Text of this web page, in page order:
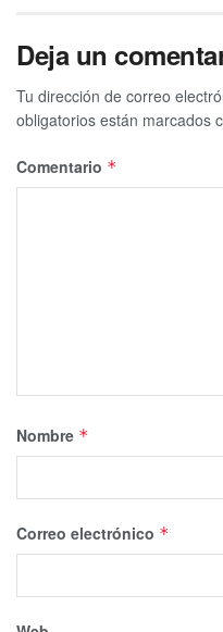
Deja un
Tu dirección de correo
obligatorios están marcados
Comentario *
Nombre *
Correo electrónico *